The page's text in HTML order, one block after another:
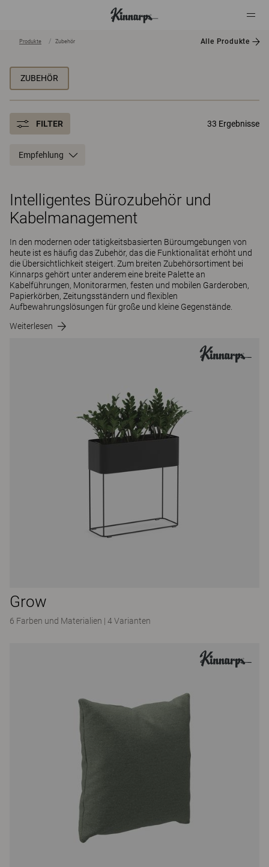
Produkte Zubehör Alle Produkte
ZUBEHÖR
FILTER 33 Ergebnisse
Empfehlung
Intelligentes Bürozubehör und
Kabelmanagement
In den modernen oder tätigkeitsbasierten Büroumgebungen von
heute ist es häufig das Zubehör, das die Funktionalität erhöht und
die Übersichtlichkeit steigert. Zum breiten Zubehörsortiment bei
Kinnarps gehört unter anderem eine breite Palette an
Kabelführungen, Monitorarmen, festen und mobilen Garderoben,
Papierkörben, Zeitungsständern und flexiblen
Aufbewahrungslösungen für große und kleine Gegenstände.
Weiterlesen
Grow
6 Farben und Materialien | 4 Varianten